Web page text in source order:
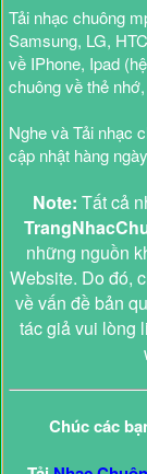
Tải nhạc chuông
Samsung, LG,
về IPhone, Ipad
chuông về thẻ
Nghe và Tải nhạc
cập nhật hàng
Note: Tất cả
những nguồn
Website. Do đó,
về vấn đề bản
tác giả vui lòng
Chúc các